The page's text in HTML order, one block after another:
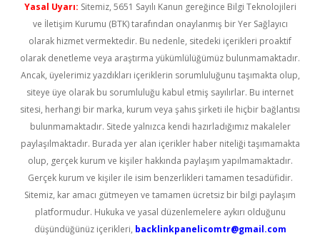
Yasal Uyarı: Sitemiz, 5651 Sayılı Kanun gereğince Bilgi Teknolojileri
ve İletişim Kurumu (BTK) tarafından onaylanmış bir Yer Sağlayıcı
olarak hizmet vermektedir. Bu nedenle, sitedeki içerikleri proaktif
olarak denetleme veya araştırma yükümlülüğümüz bulunmamaktadır.
Ancak, üyelerimiz yazdıkları içeriklerin sorumluluğunu taşımakta olup,
siteye üye olarak bu sorumluluğu kabul etmiş sayılırlar. Bu internet
sitesi, herhangi bir marka, kurum veya şahıs şirketi ile hiçbir bağlantısı
bulunmamaktadır. Sitede yalnızca kendi hazırladığımız makaleler
paylaşılmaktadır. Burada yer alan içerikler haber niteliği taşımamakta
olup, gerçek kurum ve kişiler hakkında paylaşım yapılmamaktadır.
Gerçek kurum ve kişiler ile isim benzerlikleri tamamen tesadüfidir.
Sitemiz, kar amacı gütmeyen ve tamamen ücretsiz bir bilgi paylaşım
platformudur. Hukuka ve yasal düzenlemelere aykırı olduğunu
düşündüğünüz içerikleri, backlinkpanelicomtr@gmail.com